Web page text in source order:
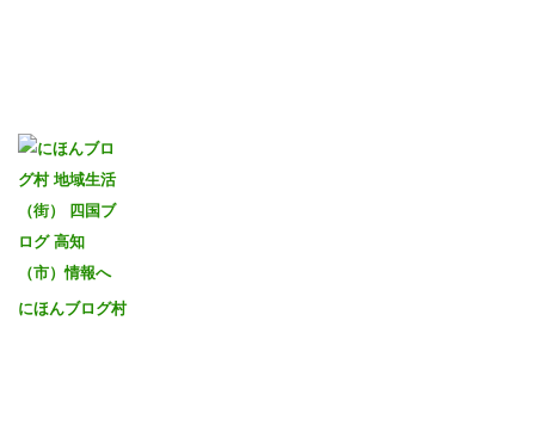
にほんブログ村